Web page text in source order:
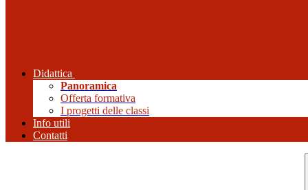
Didattica
Panoramica
Offerta formativa
I progetti delle classi
Info utili
Contatti